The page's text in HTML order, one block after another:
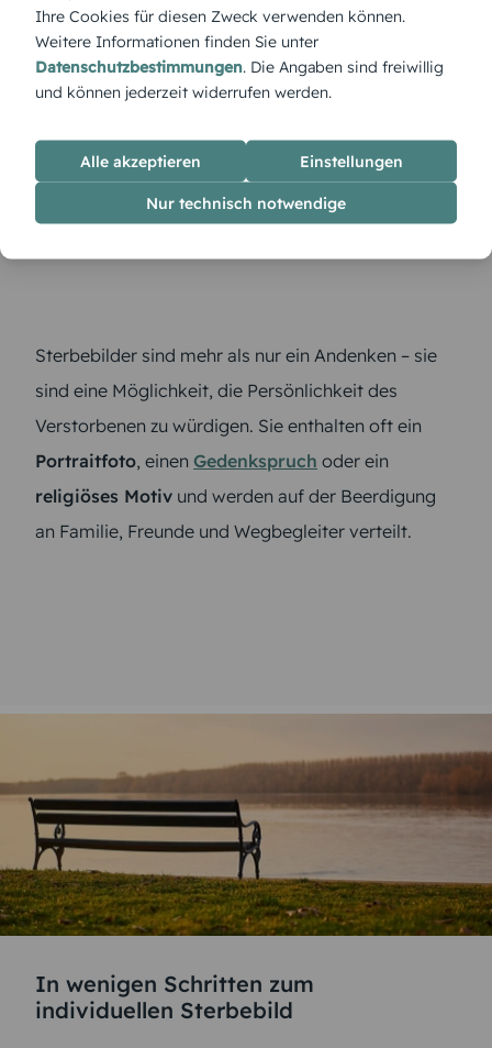
Warum sind Sterbebilder eine
wertvolle Erinnerung?
Sterbebilder sind mehr als nur ein Andenken – sie
sind eine Möglichkeit, die Persönlichkeit des
Verstorbenen zu würdigen. Sie enthalten oft ein
Portraitfoto, einen Gedenkspruch oder ein
religiöses Motiv und werden auf der Beerdigung
an Familie, Freunde und Wegbegleiter verteilt.
In wenigen Schritten zum
individuellen Sterbebild
Ihre Cookies für diesen Zweck verwenden können.
Weitere Informationen finden Sie unter
Datenschutzbestimmungen. Die Angaben sind freiwillig
und können jederzeit widerrufen werden.
Alle akzeptieren Einstellungen
Nur technisch notwendige